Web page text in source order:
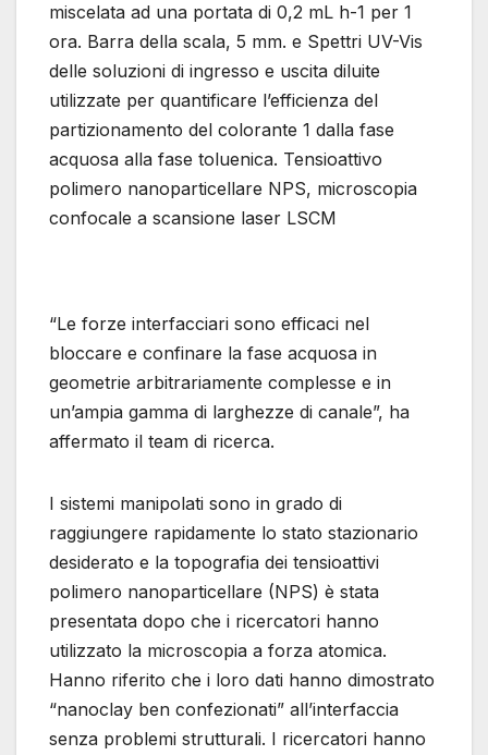
miscelata ad una portata di 0,2 mL h-1 per 1
ora. Barra della scala, 5 mm. e Spettri UV-Vis
delle soluzioni di ingresso e uscita diluite
utilizzate per quantificare l’efficienza del
partizionamento del colorante 1 dalla fase
acquosa alla fase toluenica. Tensioattivo
polimero nanoparticellare NPS, microscopia
confocale a scansione laser LSCM
“Le forze interfacciari sono efficaci nel
bloccare e confinare la fase acquosa in
geometrie arbitrariamente complesse e in
un’ampia gamma di larghezze di canale”, ha
affermato il team di ricerca.
I sistemi manipolati sono in grado di
raggiungere rapidamente lo stato stazionario
desiderato e la topografia dei tensioattivi
polimero nanoparticellare (NPS) è stata
presentata dopo che i ricercatori hanno
utilizzato la microscopia a forza atomica.
Hanno riferito che i loro dati hanno dimostrato
“nanoclay ben confezionati” all’interfaccia
senza problemi strutturali. I ricercatori hanno